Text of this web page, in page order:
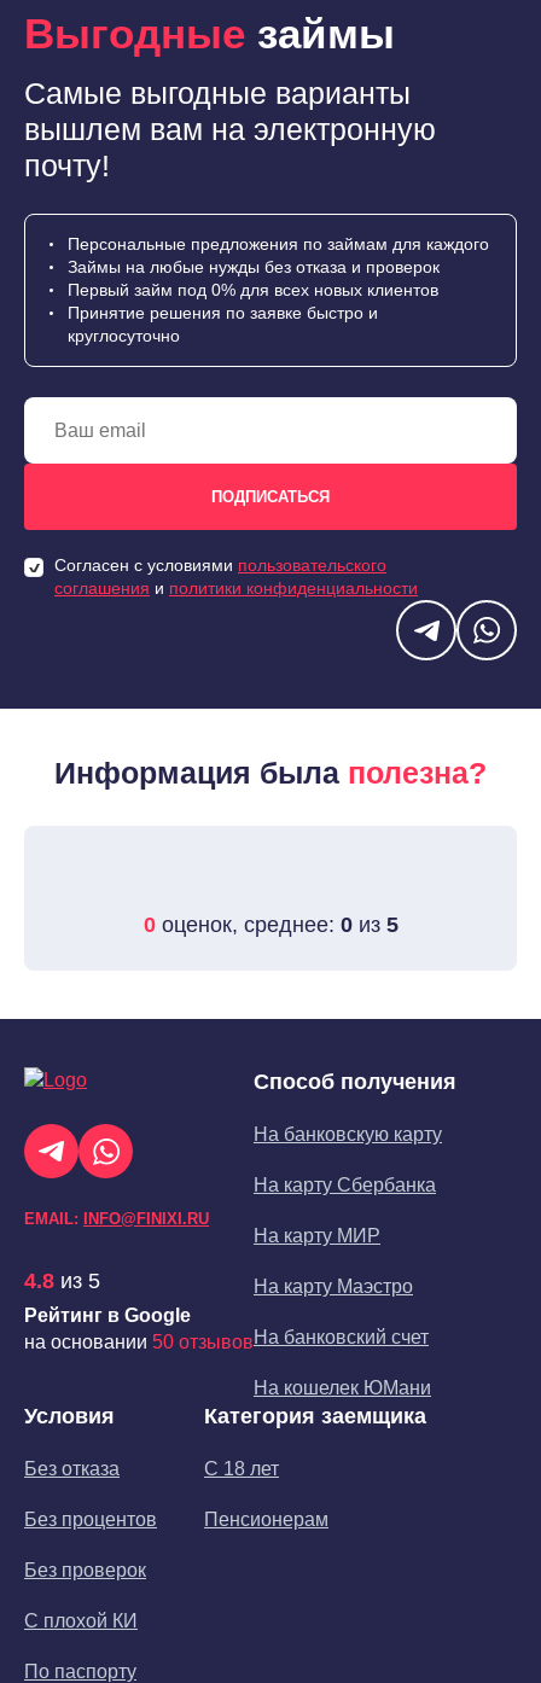
Выгодные займы
Самые выгодные варианты
вышлем вам на электронную
почту!
Персональные предложения по займам для каждого
Займы на любые нужды без отказа и проверок
Первый займ под 0% для всех новых клиентов
Принятие решения по заявке быстро и
круглосуточно
Согласен с условиями пользовательского
соглашения и политики конфиденциальности
Информация была полезна?
0оценок, среднее: 0из 5
EMAIL: INFO@FINIXI.RU
4.8 из 5
Рейтинг в Google
на основании 50 отзывов
Способ получения
На банковскую карту
На карту Сбербанка
На карту МИР
На карту Маэстро
На банковский счет
На кошелек ЮМани
Условия
Без отказа
Без процентов
Без проверок
С плохой КИ
По паспорту
Категория заемщика
С 18 лет
Пенсионерам